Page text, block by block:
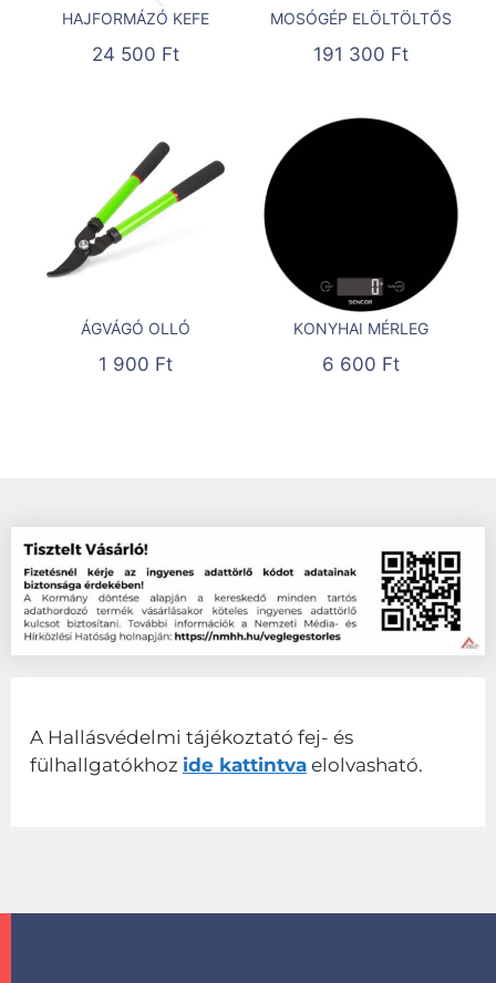
HAJFORMÁZÓ KEFE
24 500 Ft
MOSÓGÉP ELÖLTÖLTŐS
191 300 Ft
ÁGVÁGÓ OLLÓ
1 900 Ft
KONYHAI MÉRLEG
6 600 Ft
A Hallásvédelmi tájékoztató fej- és
fülhallgatókhoz ide kattintva elolvasható.